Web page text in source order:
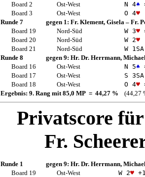
Board 2
Ost-West N 4♠
Board 3
Ost-West O 4♥
Runde 7
gegen 1: Fr. Klement, Gisela– Fr.
Board 19
Nord-Süd W 3♥
Board 20
Nord-Süd W 2♥
Board 21
Nord-Süd W 1SA
Runde 8
gegen 9: Hr. Dr. Herrmann,
Board 16
Ost-West N 5♠
Board 17
Ost-West S 3SA
Board 18
Ost-West O 4♥
Ergebnis: 9. Rang mit 85,0 MP = 44,27 % (44,27
Privatscore
Fr.
Runde 1 gegen 9: Hr. Dr. Herrmann,
Board 19
Ost-West W 2♥